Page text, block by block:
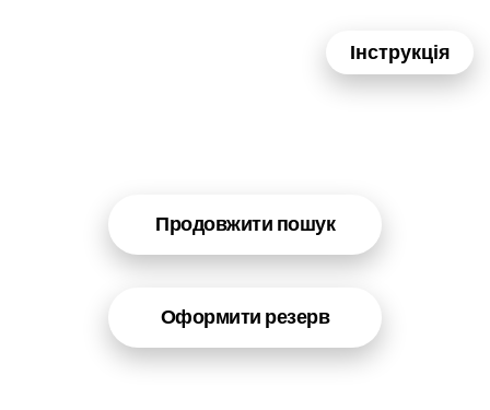
Інструкція
Продовжити пошук
Оформити резерв